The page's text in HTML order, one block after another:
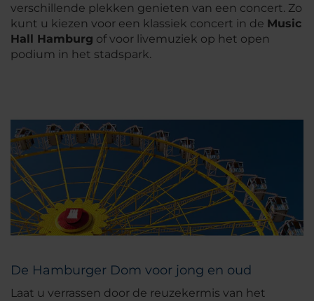
verschillende plekken genieten van een concert. Zo
kunt u kiezen voor een klassiek concert in de Music
Hall Hamburg of voor livemuziek op het open
podium in het stadspark.
De Hamburger Dom voor jong en oud
Laat u verrassen door de reuzekermis van het